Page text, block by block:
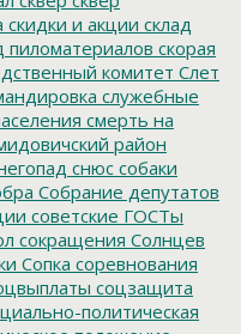
скидки и акции склад
пиломатериалов скорая
комитет Слет
служебные
смерть на
район
снюс собаки
Собрание депутатов
советские ГОСТы
сокращения Солнцев
Сопка соревнования
соцзащита
политическая